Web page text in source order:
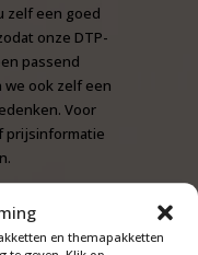
en themapakketten
zelf een goed
onze DTP-
passend
we ook zelf een
Voor
prijsinformatie